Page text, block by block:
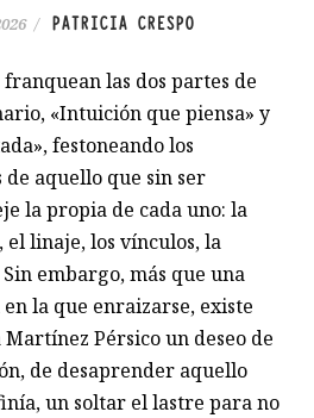
/ PATRICIA CRESPO
franquean las dos partes de
«Intuición que piensa» y
festoneando los
de aquello que sin ser
la propia de cada uno: la
linaje, los vínculos, la
embargo, más que una
la que enraizarse, existe
Pérsico un deseo de
de desaprender aquello
un soltar el lastre para no